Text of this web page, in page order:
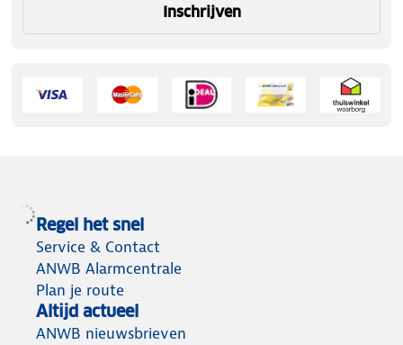
Inschrijven
Regel het snel
Service & Contact
ANWB Alarmcentrale
Plan je route
Altijd actueel
ANWB nieuwsbrieven